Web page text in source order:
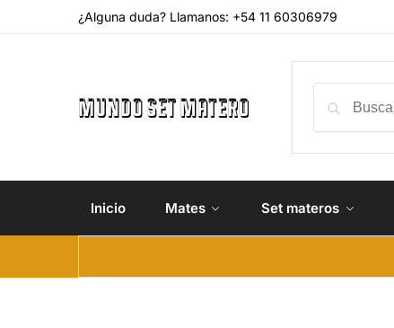
¿Alguna duda? Llamanos: +54 11 60306979
Inicio Mates Set materos